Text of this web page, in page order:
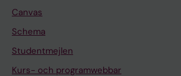
Canvas
Schema
Studentmejlen
Kurs- och programwebbar